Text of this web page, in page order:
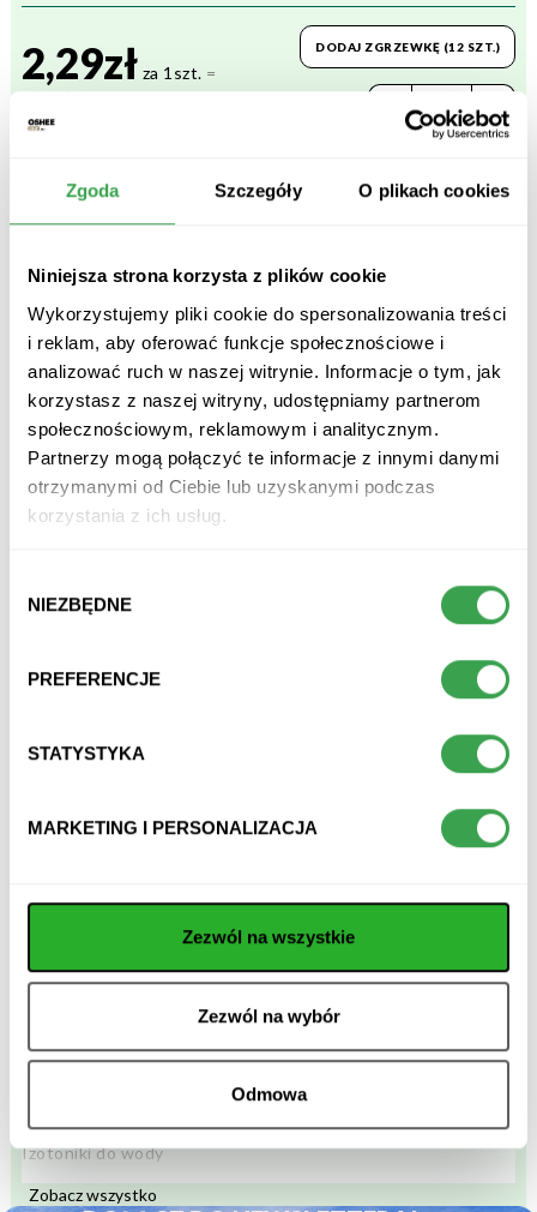
Zgoda Szczegóły O plikach cookies
Niniejsza strona korzysta z plików cookie
Wykorzystujemy pliki cookie do spersonalizowania treści
i reklam, aby oferować funkcje społecznościowe i
analizować ruch w naszej witrynie. Informacje o tym, jak
korzystasz z naszej witryny, udostępniamy partnerom
społecznościowym, reklamowym i analitycznym.
Partnerzy mogą połączyć te informacje z innymi danymi
otrzymanymi od Ciebie lub uzyskanymi podczas
korzystania z ich usług.
zgody
NIEZBĘDNE
PREFERENCJE
STATYSTYKA
MARKETING I PERSONALIZACJA
Zezwól na wszystkie
Zezwól na wybór
Odmowa
2,29zł za 1szt. =
4,58zł za 1l
+ kaucja 0,50zł/szt.
DODAJ ZGRZEWKĘ (12 SZT.)
producent:
kinga pienińska
kod:
5908456334029
dostępność:
dostępny
czas dostawy:
POLECANE KATEGORIE
Izotoniki do wody
Niskokaloryczne batony
Zobacz wszystko